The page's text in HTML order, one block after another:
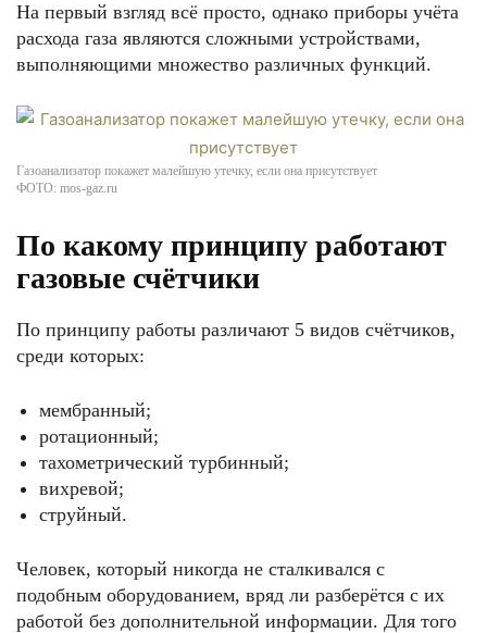
На первый взгляд всё просто, однако приборы учёта
расхода газа являются сложными устройствами,
выполняющими множество различных функций.
Газоанализатор покажет малейшую утечку, если она присутствует
ФОТО: mos-gaz.ru
По какому принципу работают
газовые счётчики
По принципу работы различают 5 видов счётчиков,
среди которых:
мембранный;
ротационный;
тахометрический турбинный;
вихревой;
струйный.
Человек, который никогда не сталкивался с
подобным оборудованием, вряд ли разберётся с их
работой без дополнительной информации. Для того